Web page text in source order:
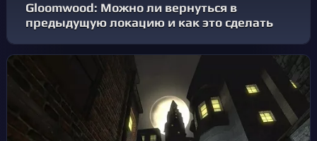
Gloomwood: Можно ли вернуться в
предыдущую локацию и как это сделать